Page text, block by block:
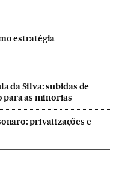
estratégia
da Silva: subidas de
para as minorias
privatizações e